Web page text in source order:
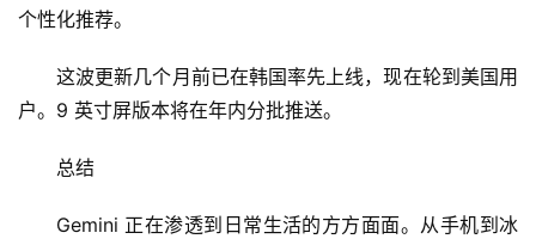
业
登录 注册
个性化推荐。
这波更新几个月前已在韩国率先上线，现在轮到美国用
户。9 英寸屏版本将在年内分批推送。
总结
Gemini 正在渗透到日常生活的方方面面。从手机到冰